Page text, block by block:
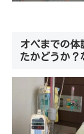
オペまでの体
たかどうか？